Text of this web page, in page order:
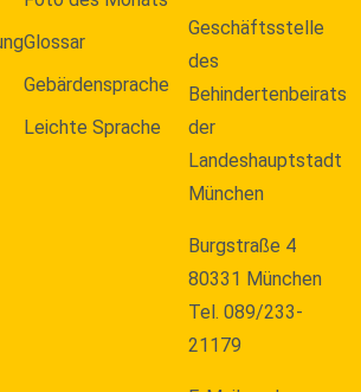
Glossar
Gebärdensprache
Leichte Sprache
Geschäftsstelle
des
Behindertenbeirats
der
Landeshauptstadt
München
Burgstraße 4
80331 München
Tel. 089/233-
21179